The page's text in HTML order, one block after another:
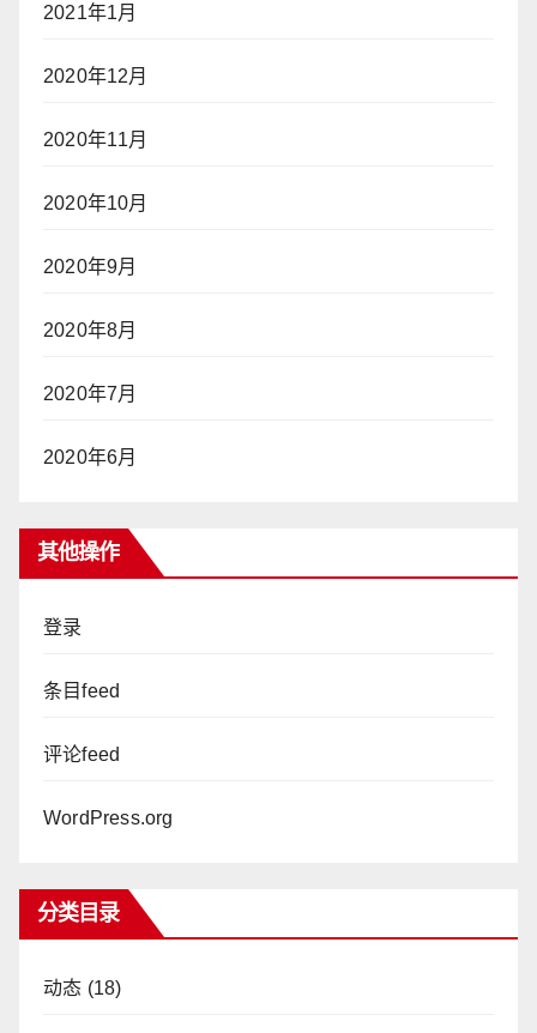
2021年1月
2020年12月
2020年11月
2020年10月
2020年9月
2020年8月
2020年7月
2020年6月
其他操作
登录
条目feed
评论feed
WordPress.org
分类目录
动态 (18)